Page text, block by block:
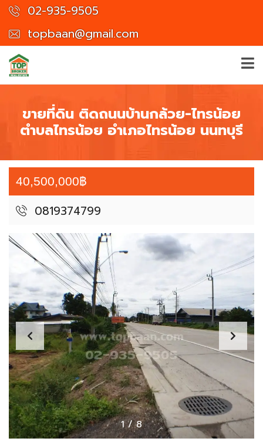
02-935-9505
topbaan@gmail.com
ขายที่ดิน ติดถนนบ้านกล้วย-ไทรน้อย
ตำบลไทรน้อย อำเภอไทรน้อย นนทบุรี
40,500,000฿
0819374799
1/8